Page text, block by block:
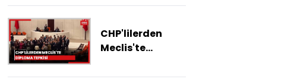
CHP'lilerden
Meclis'te